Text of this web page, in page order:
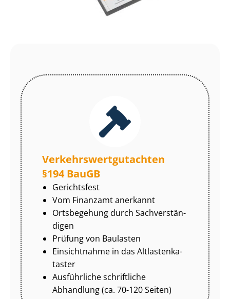
Ver­kehrs­wert­gut­ach­ten
§194 BauGB
Gerichtsfest
Vom Finanzamt anerkannt
Ortsbegehung durch Sach­ver­stän­
di­gen
Prüfung von Baulasten
Einsichtnahme in das Alt­las­ten­ka­
tas­ter
Ausführliche schriftliche
Abhandlung (ca. 70-120 Seiten)